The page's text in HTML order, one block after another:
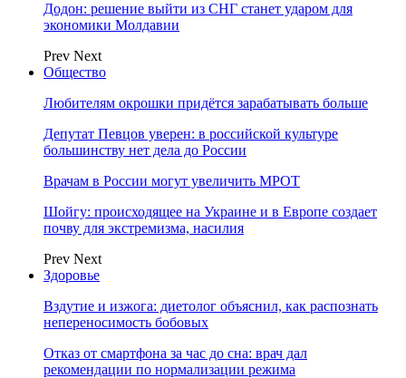
Додон: решение выйти из СНГ станет ударом для
экономики Молдавии
Prev Next
Общество
Любителям окрошки придётся зарабатывать больше
Депутат Певцов уверен: в российской культуре
большинству нет дела до России
Врачам в России могут увеличить МРОТ
Шойгу: происходящее на Украине и в Европе создает
почву для экстремизма, насилия
Prev Next
Здоровье
Вздутие и изжога: диетолог объяснил, как распознать
непереносимость бобовых
Отказ от смартфона за час до сна: врач дал
рекомендации по нормализации режима